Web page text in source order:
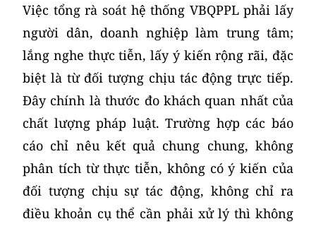
Việc tổng rà soát hệ thống VBQPPL phải lấy
người dân, doanh nghiệp làm trung tâm;
lắng nghe thực tiễn, lấy ý kiến rộng rãi, đặc
biệt là từ đối tượng chịu tác động trực tiếp.
Đây chính là thước đo khách quan nhất của
chất lượng pháp luật. Trường hợp các báo
cáo chỉ nêu kết quả chung chung, không
phân tích từ thực tiễn, không có ý kiến của
đối tượng chịu sự tác động, không chỉ ra
điều khoản cụ thể cần phải xử lý thì không